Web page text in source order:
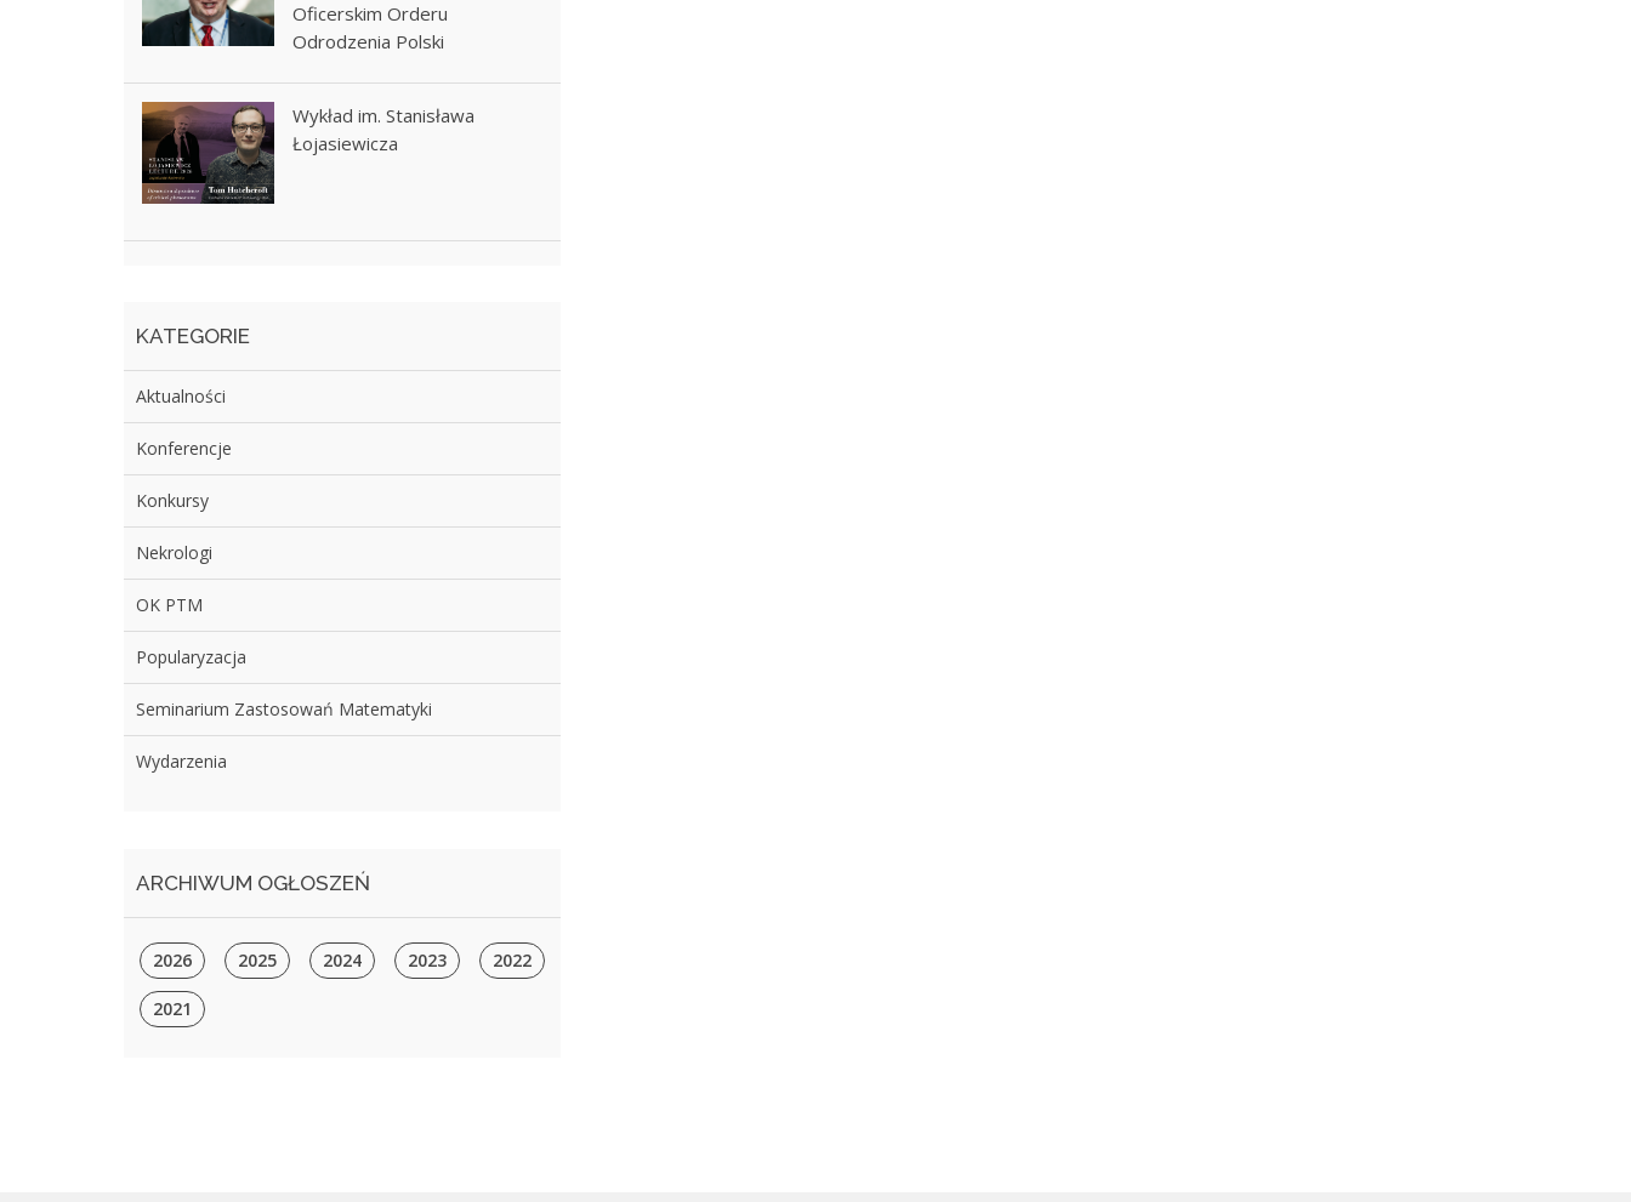
Oficerskim Orderu
Odrodzenia Polski
Wykład im. Stanisława
Łojasiewicza
KATEGORIE
Aktualności
Konferencje
Konkursy
Nekrologi
OK PTM
Popularyzacja
Seminarium Zastosowań Matematyki
Wydarzenia
ARCHIWUM OGŁOSZEŃ
2026 2025 2024 2023 2022
2021